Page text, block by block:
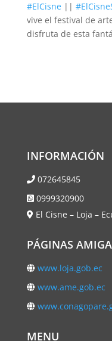
#ElCisne||
vive el festival de
disfruta de esta
INFORMACIÓN
072645845
0999320900
El Cisne – Loja –
PÁGINAS
www.loja.gob.ec
www.ame.gob.ec
MENU